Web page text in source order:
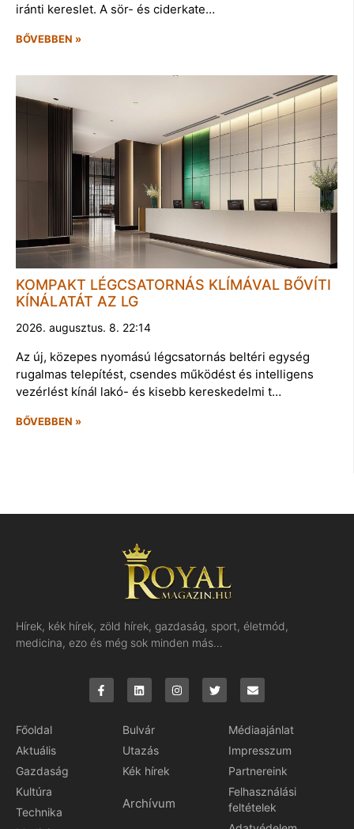
iránti kereslet. A sör- és ciderkate…
BŐVEBBEN »
KOMPAKT LÉGCSATORNÁS KLÍMÁVAL BŐVÍTI
KÍNÁLATÁT AZ LG
2026. augusztus. 8. 22:14
Az új, közepes nyomású légcsatornás beltéri egység
rugalmas telepítést, csendes működést és intelligens
vezérlést kínál lakó- és kisebb kereskedelmi t…
BŐVEBBEN »
Hírek, kék hírek, zöld hírek, gazdaság, sport, életmód,
medicina, ezo és még sok minden más…
Főoldal
Aktuális
Gazdaság
Kultúra
Technika
Bulvár
Utazás
Kék hírek
Archívum
Médiaajánlat
Impresszum
Partnereink
Felhasználási
feltételek